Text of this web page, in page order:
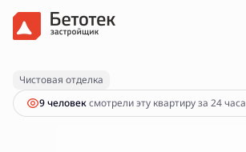
1-комнатная32.74 м
Чистовая отделка
9 человексмотрели эту квартиру за 24 часа